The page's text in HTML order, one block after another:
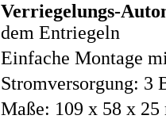
Verriegelungs-
dem Entriegeln
Einfache Montage
Stromversorgung: 3
Maße: 109 x 58 x